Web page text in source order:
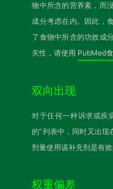
物中所含的营养素，而
成分考虑在内。因此，
了食物中所含的功效成
关性，请使用 PubMed
双向出现
对于任何一种诉求或疾
的”列表中，同时又出现
剂量使用该补充剂是有
权重偏差